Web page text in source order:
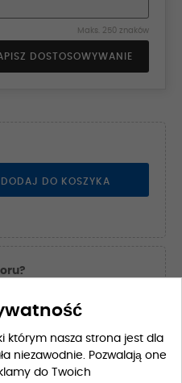
Maks. 250 znaków
DOSTOSOWYWANIE
DODAJ DO KOSZYKA
do Twoich potrzeb i
którym nasza strona jest dla
niezawodnie. Pozwalają one
do Twoich